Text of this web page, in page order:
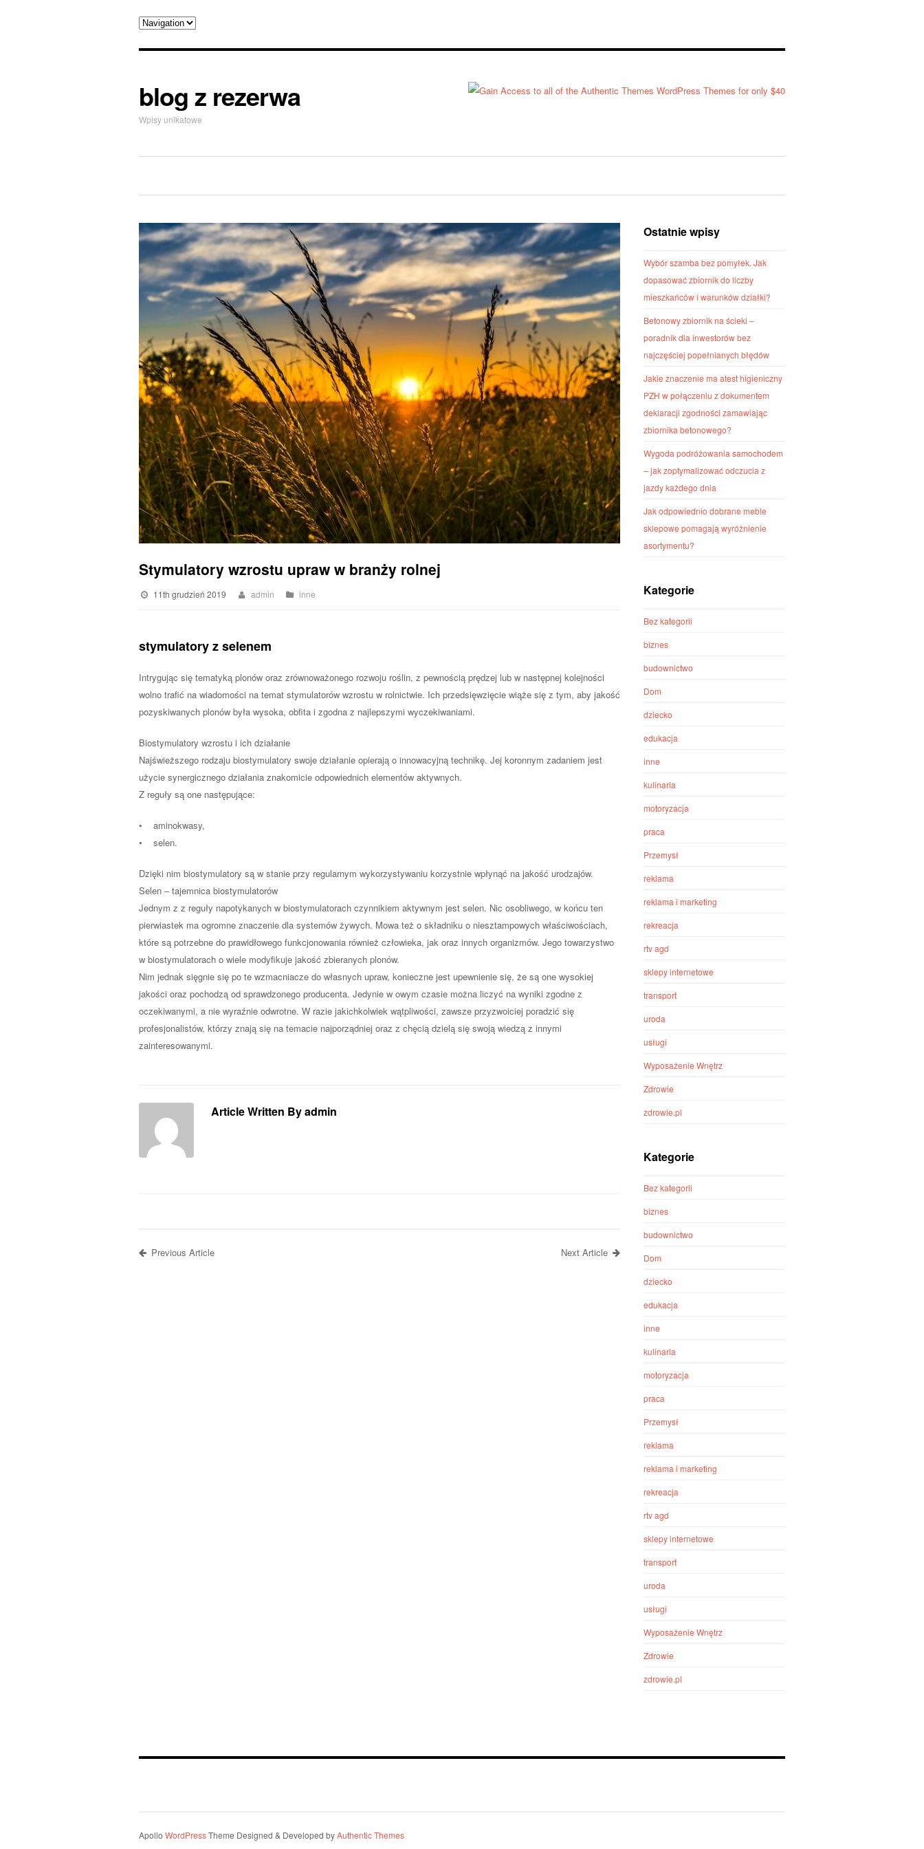
blog z rezerwa
Wpisy unikatowe
Stymulatory wzrostu upraw w branży rolnej
11th grudzień 2019 admin inne
stymulatory z selenem
Intrygując się tematyką plonów oraz zrównoważonego rozwoju roślin, z pewnością prędzej lub w następnej kolejności
wolno trafić na wiadomości na temat stymulatorów wzrostu w rolnictwie. Ich przedsięwzięcie wiąże się z tym, aby jakość
pozyskiwanych plonów była wysoka, obfita i zgodna z najlepszymi wyczekiwaniami.
Biostymulatory wzrostu i ich działanie
Najświeższego rodzaju biostymulatory swoje działanie opierają o innowacyjną technikę. Jej koronnym zadaniem jest
użycie synergicznego działania znakomicie odpowiednich elementów aktywnych.
Z reguły są one następujące:
• aminokwasy,
• selen.
Dzięki nim biostymulatory są w stanie przy regularnym wykorzystywaniu korzystnie wpłynąć na jakość urodzajów.
Selen – tajemnica biostymulatorów
Jednym z z reguły napotykanych w biostymulatorach czynnikiem aktywnym jest selen. Nic osobliwego, w końcu ten
pierwiastek ma ogromne znaczenie dla systemów żywych. Mowa też o składniku o niesztampowych właściwościach,
które są potrzebne do prawidłowego funkcjonowania również człowieka, jak oraz innych organizmów. Jego towarzystwo
w biostymulatorach o wiele modyfikuje jakość zbieranych plonów.
Nim jednak sięgnie się po te wzmacniacze do własnych upraw, konieczne jest upewnienie się, że są one wysokiej
jakości oraz pochodzą od sprawdzonego producenta. Jedynie w owym czasie można liczyć na wyniki zgodne z
oczekiwanymi, a nie wyraźnie odwrotne. W razie jakichkolwiek wątpliwości, zawsze przyzwoiciej poradzić się
profesjonalistów, którzy znają się na temacie najporządniej oraz z chęcią dzielą się swoją wiedzą z innymi
zainteresowanymi.
Article Written By admin
Previous Article Next Article
Ostatnie wpisy
Wybór szamba bez pomyłek. Jak
dopasować zbiornik do liczby
mieszkańców i warunków działki?
Betonowy zbiornik na ścieki –
poradnik dla inwestorów bez
najczęściej popełnianych błędów
Jakie znaczenie ma atest higieniczny
PZH w połączeniu z dokumentem
deklaracji zgodności zamawiając
zbiornika betonowego?
Wygoda podróżowania samochodem
– jak zoptymalizować odczucia z
jazdy każdego dnia
Jak odpowiednio dobrane meble
sklepowe pomagają wyróżnienie
asortymentu?
Kategorie
Bez kategorii
biznes
budownictwo
Dom
dziecko
edukacja
inne
kulinaria
motoryzacja
praca
Przemysł
reklama
reklama i marketing
rekreacja
rtv agd
sklepy internetowe
transport
uroda
usługi
Wyposażenie Wnętrz
Zdrowie
zdrowie.pl
Kategorie
Bez kategorii
biznes
budownictwo
Dom
dziecko
edukacja
inne
kulinaria
motoryzacja
praca
Przemysł
reklama
reklama i marketing
rekreacja
rtv agd
sklepy internetowe
transport
uroda
usługi
Wyposażenie Wnętrz
Zdrowie
zdrowie.pl
Apollo WordPressTheme Designed & Developed byAuthentic Themes